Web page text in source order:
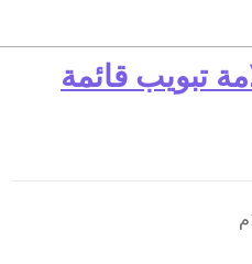
تبويب قائمة